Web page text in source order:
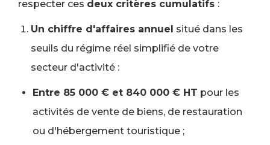
respecter ces deux critères cumulatifs :
Un chiffre d'affaires annuel situé dans les
seuils du régime réel simplifié de votre
secteur d'activité :
Entre 85 000 € et 840 000 € HT pour les
activités de vente de biens, de restauration
ou d'hébergement touristique ;